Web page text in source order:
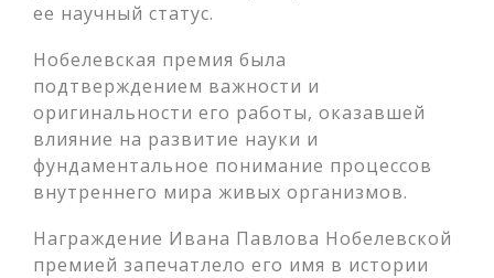
ее научный статус.
Нобелевская премия была
подтверждением важности и
оригинальности его работы, оказавшей
влияние на развитие науки и
фундаментальное понимание процессов
внутреннего мира живых организмов.
Награждение Ивана Павлова Нобелевской
премией запечатлело его имя в истории